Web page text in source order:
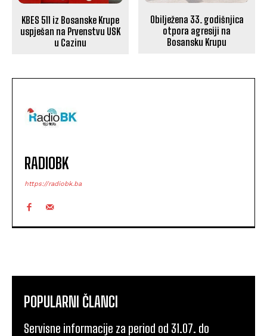
KBES 511 iz Bosanske Krupe
uspješan na Prvenstvu USK
u Cazinu
Obilježena 33. godišnjica
otpora agresiji na
Bosansku Krupu
RADIOBK
https://radiobk.ba
POPULARNI ČLANCI
Servisne informacije za period od 31.07. do